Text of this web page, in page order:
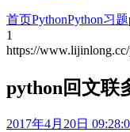
首页PythonPython习题
1
https://
python回文联
2017年4月20日